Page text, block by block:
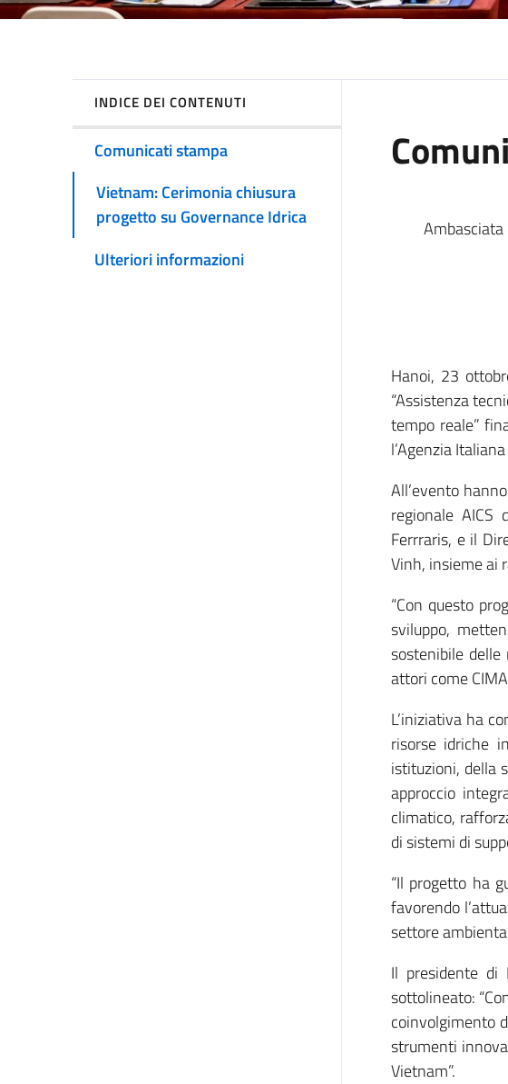
INDICE DEI CONTENUTI
Comunicati stampa
Vietnam: Cerimonia chiusura
progetto su Governance Idrica
Ulteriori informazioni
Ambasciata
Hanoi, 23
“Assistenza
tempo reale”
l’Agenzia
All’evento
regionale AICS
Ferrraris, e il
Vinh, insieme ai
“Con questo
sviluppo,
sostenibile
attori come
L’iniziativa ha
risorse idriche
istituzioni, della
approccio
climatico,
di sistemi di
“Il progetto ha
favorendo
settore
Il presidente di
sottolineato:
coinvolgimento
strumenti
Vietnam”.